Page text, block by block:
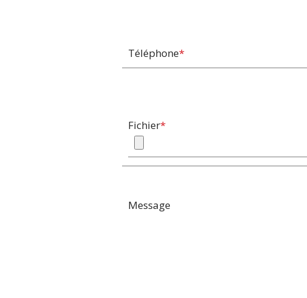
Téléphone*
Fichier*
Message